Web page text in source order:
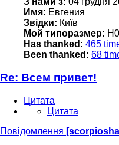
Имя: Евгения
Звідки: Київ
Мой типоразмер: Н0
Has thanked: 465
Been thanked: 68
Re: Всем привет!
Цитата
Цитата
Повідомлення